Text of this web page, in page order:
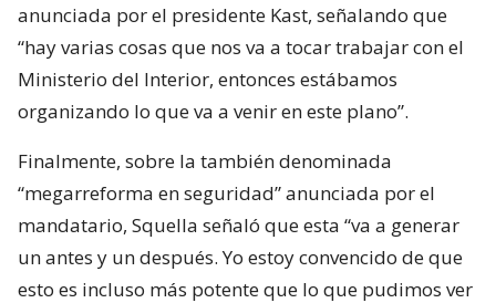
anunciada por el presidente Kast, señalando que
“hay varias cosas que nos va a tocar trabajar con el
Ministerio del Interior, entonces estábamos
organizando lo que va a venir en este plano”.
Finalmente, sobre la también denominada
“megarreforma en seguridad” anunciada por el
mandatario, Squella señaló que esta “va a generar
un antes y un después. Yo estoy convencido de que
esto es incluso más potente que lo que pudimos ver